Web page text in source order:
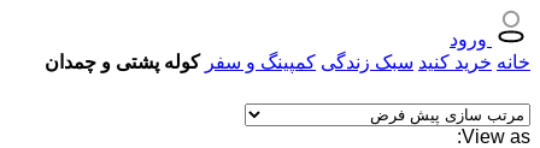
ورود
خانه خرید کنید سبک زندگی کمپینگ و سفر کوله پشتی و چمدان
View as: